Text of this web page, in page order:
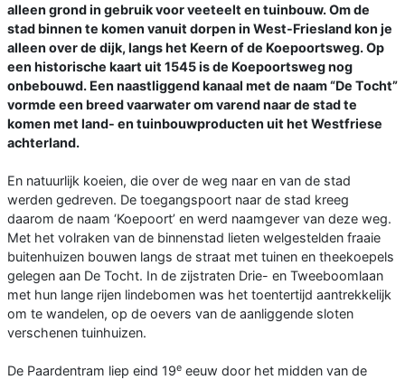
alleen grond in gebruik voor veeteelt en tuinbouw. Om de
stad binnen te komen vanuit dorpen in West-Friesland kon je
alleen over de dijk, langs het Keern of de Koepoortsweg. Op
een historische kaart uit 1545 is de Koepoortsweg nog
onbebouwd. Een naastliggend kanaal met de naam “De Tocht”
vormde een breed vaarwater om varend naar de stad te
komen met land- en tuinbouwproducten uit het Westfriese
achterland.
En natuurlijk koeien, die over de weg naar en van de stad
werden gedreven. De toegangspoort naar de stad kreeg
daarom de naam ‘Koepoort’ en werd naamgever van deze weg.
Met het volraken van de binnenstad lieten welgestelden fraaie
buitenhuizen bouwen langs de straat met tuinen en theekoepels
gelegen aan De Tocht. In de zijstraten Drie- en Tweeboomlaan
met hun lange rijen lindebomen was het toentertijd aantrekkelijk
om te wandelen, op de oevers van de aanliggende sloten
verschenen tuinhuizen.
De Paardentram liep eind 19e eeuw door het midden van de